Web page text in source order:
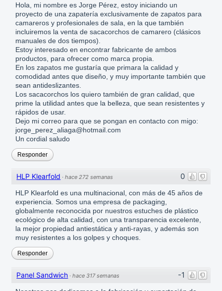
Hola, mi nombre es Jorge Pérez, estoy iniciando un
proyecto de una zapatería exclusivamente de zapatos para
camareros y profesionales de sala, en la que también
incluiremos la venta de sacacorchos de camarero (clásicos
manuales de dos tiempos).
Estoy interesado en encontrar fabricante de ambos
productos, para ofrecer como marca propia.
En los zapatos me gustaría que primara la calidad y
comodidad antes que diseño, y muy importante también que
sean antideslizantes.
Los sacacorchos los quiero también de gran calidad, que
prime la utilidad antes que la belleza, que sean resistentes y
rápidos de usar.
Dejo mi correo para que se pongan en contacto con migo:
jorge_perez_aliaga@hotmail.com
Un cordial saludo
Responder
0
HLP Klearfold ·hace 272 semanas
HLP Klearfold es una multinacional, con más de 45 años de
experiencia. Somos una empresa de packaging,
globalmente reconocida por nuestros estuches de plástico
ecológico de alta calidad, con una transparencia excelente,
la mejor propiedad antiestática y anti-rayas, y además son
muy resistentes a los golpes y choques.
Responder
-1
Panel Sandwich ·hace 317 semanas